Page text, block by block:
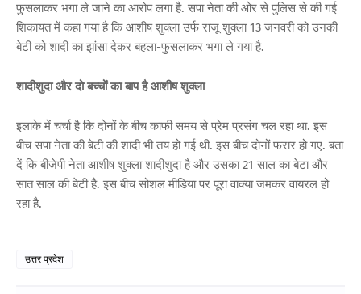
फुसलाकर भगा ले जाने का आरोप लगा है. सपा नेता की ओर से पुलिस से की गई
शिकायत में कहा गया है कि आशीष शुक्ला उर्फ राजू शुक्ला 13 जनवरी को उनकी
बेटी को शादी का झांसा देकर बहला-फुसलाकर भगा ले गया है.
शादीशुदा और दो बच्चों का बाप है आशीष शुक्ला
इलाके में चर्चा है कि दोनों के बीच काफी समय से प्रेम प्रसंग चल रहा था. इस
बीच सपा नेता की बेटी की शादी भी तय हो गई थी. इस बीच दोनों फरार हो गए. बता
दें कि बीजेपी नेता आशीष शुक्ला शादीशुदा है और उसका 21 साल का बेटा और
सात साल की बेटी है. इस बीच सोशल मीडिया पर पूरा वाक्या जमकर वायरल हो
रहा है.
उत्तर प्रदेश